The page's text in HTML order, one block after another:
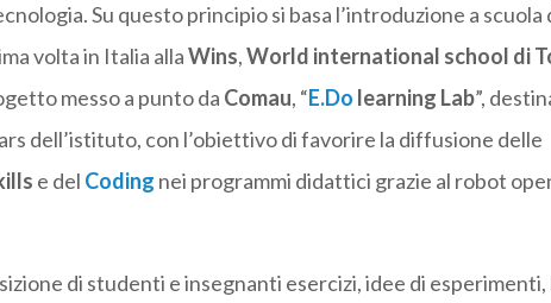
Su questo principio si basa l’introduzione a scuola
volta in Italia allaWins,World international school di
messo a punto da Comau, “E.Do learning Lab”,
dell’istituto, con l’obiettivo di favorire la diffusione delle
e del Coding nei programmi didattici grazie al robot
di studenti e insegnanti esercizi, idee di esperimenti,